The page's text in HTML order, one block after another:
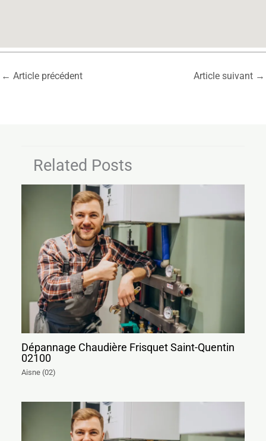
← Article précédent Article suivant →
Related Posts
Dépannage Chaudière Frisquet Saint-Quentin
02100
Aisne (02)